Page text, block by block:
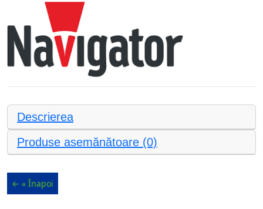
Descrierea
Produse asemănătoare (0)